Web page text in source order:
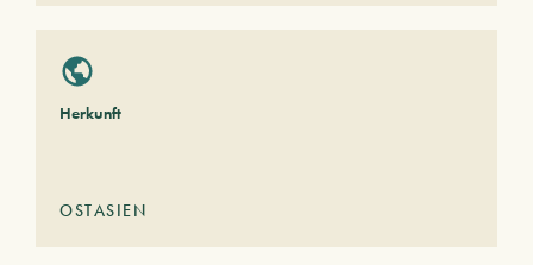
Herkunft
OSTASIEN